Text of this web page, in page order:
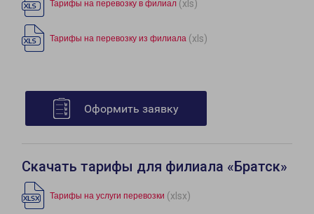
Тарифы на перевозку в филиал (xls)
Тарифы на перевозку из филиала (xls)
Оформить заявку
Скачать тарифы для филиала «Братск»
Тарифы на услуги перевозки (xlsx)